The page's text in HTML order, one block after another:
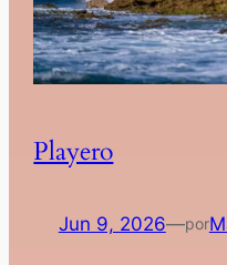
Playero
Jun 9, 2026—por